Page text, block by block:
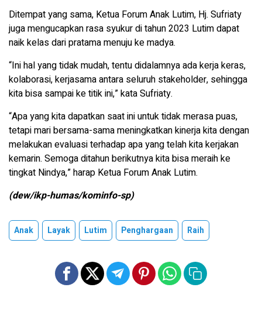
Ditempat yang sama, Ketua Forum Anak Lutim, Hj. Sufriaty
juga mengucapkan rasa syukur di tahun 2023 Lutim dapat
naik kelas dari pratama menuju ke madya.
“Ini hal yang tidak mudah, tentu didalamnya ada kerja keras,
kolaborasi, kerjasama antara seluruh stakeholder, sehingga
kita bisa sampai ke titik ini,” kata Sufriaty.
“Apa yang kita dapatkan saat ini untuk tidak merasa puas,
tetapi mari bersama-sama meningkatkan kinerja kita dengan
melakukan evaluasi terhadap apa yang telah kita kerjakan
kemarin. Semoga ditahun berikutnya kita bisa meraih ke
tingkat Nindya,” harap Ketua Forum Anak Lutim.
(dew/ikp-humas/kominfo-sp)
Anak Layak Lutim Penghargaan Raih